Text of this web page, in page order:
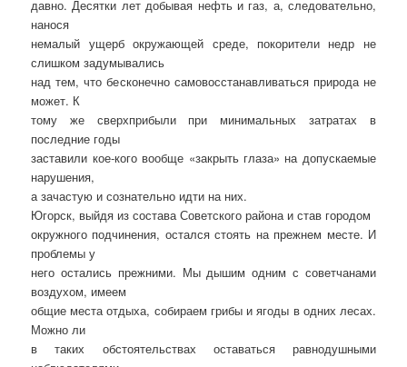
давно. Десятки лет добывая нефть и газ, а, следовательно,
нанося
немалый ущерб окружающей среде, покорители недр не
слишком задумывались
над тем, что бесконечно самовосстанавливаться природа не
может. К
тому же сверхприбыли при минимальных затратах в
последние годы
заставили кое-кого вообще «закрыть глаза» на допускаемые
нарушения,
а зачастую и сознательно идти на них.
Югорск, выйдя из состава Советского района и став городом
окружного подчинения, остался стоять на прежнем месте. И
проблемы у
него остались прежними. Мы дышим одним с советчанами
воздухом, имеем
общие места отдыха, собираем грибы и ягоды в одних лесах.
Можно ли
в таких обстоятельствах оставаться равнодушными